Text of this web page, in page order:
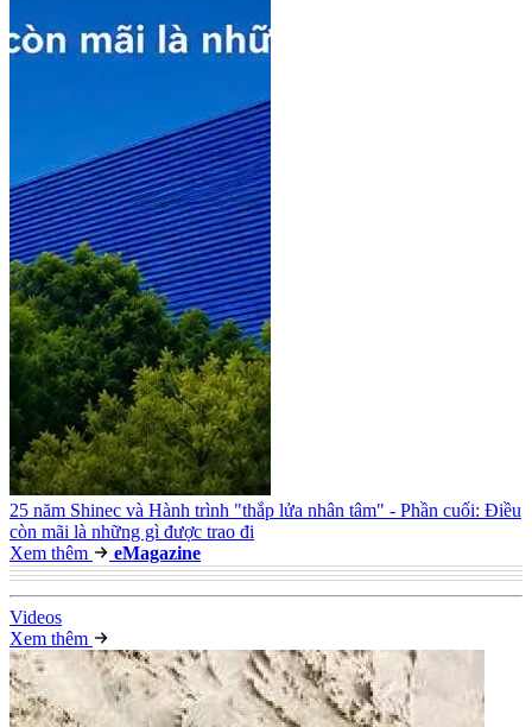
25 năm Shinec và Hành trình "thắp lửa nhân tâm" - Phần cuối: Điều
còn mãi là những gì được trao đi
Xem thêm
eMagazine
Videos
Xem thêm